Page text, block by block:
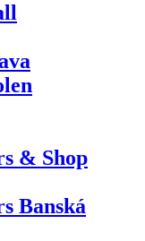
& Shop
Banská